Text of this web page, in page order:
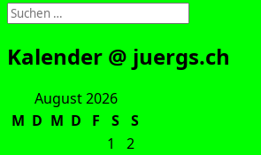
Suchen
nach:
Kalender @ juergs.ch
August 2026
M D M D F S
S
1
2